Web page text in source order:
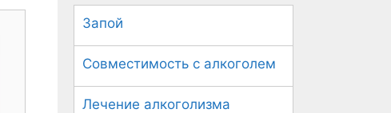
с
к
:
Запой
Совместимость с алкоголем
Лечение алкоголизма